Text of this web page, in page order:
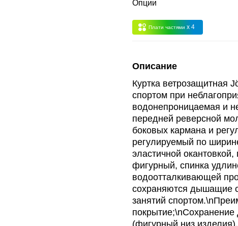
сумма всех заказов за 6 месяцев - 400.000
Опции
Плати частями x 4
Описание
Куртка ветрозащитная
спортом при
водонепроницаемая и
передней реверсной
боковых кармана и
регулируемый по
эластичной
фигурный, спинка
водоотталкивающей
сохраняются дышащие
занятий